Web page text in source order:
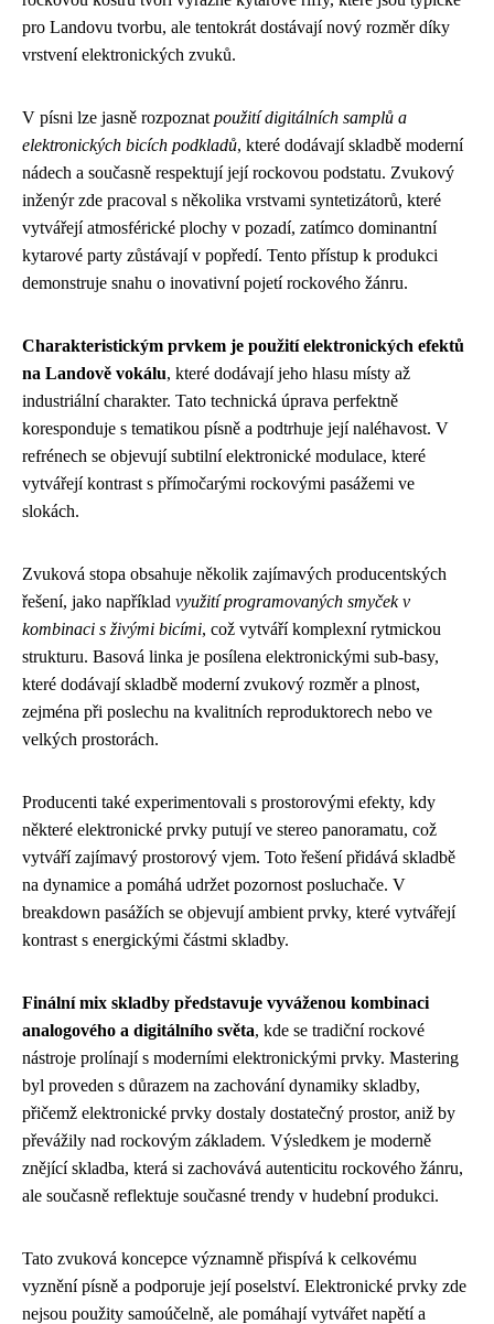
pro Landovu tvorbu, ale tentokrát dostávají nový rozměr díky
vrstvení elektronických zvuků.
V písni lze jasně rozpoznat použití digitálních samplů a
elektronických bicích podkladů, které dodávají skladbě moderní
nádech a současně respektují její rockovou podstatu. Zvukový
inženýr zde pracoval s několika vrstvami syntetizátorů, které
vytvářejí atmosférické plochy v pozadí, zatímco dominantní
kytarové party zůstávají v popředí. Tento přístup k produkci
demonstruje snahu o inovativní pojetí rockového žánru.
Charakteristickým prvkem je použití elektronických efektů
na Landově vokálu, které dodávají jeho hlasu místy až
industriální charakter. Tato technická úprava perfektně
koresponduje s tematikou písně a podtrhuje její naléhavost. V
refrénech se objevují subtilní elektronické modulace, které
vytvářejí kontrast s přímočarými rockovými pasážemi ve
slokách.
Zvuková stopa obsahuje několik zajímavých producentských
řešení, jako například využití programovaných smyček v
kombinaci s živými bicími, což vytváří komplexní rytmickou
strukturu. Basová linka je posílena elektronickými sub-basy,
které dodávají skladbě moderní zvukový rozměr a plnost,
zejména při poslechu na kvalitních reproduktorech nebo ve
velkých prostorách.
Producenti také experimentovali s prostorovými efekty, kdy
některé elektronické prvky putují ve stereo panoramatu, což
vytváří zajímavý prostorový vjem. Toto řešení přidává skladbě
na dynamice a pomáhá udržet pozornost posluchače. V
breakdown pasážích se objevují ambient prvky, které vytvářejí
kontrast s energickými částmi skladby.
Finální mix skladby představuje vyváženou kombinaci
analogového a digitálního světa, kde se tradiční rockové
nástroje prolínají s moderními elektronickými prvky. Mastering
byl proveden s důrazem na zachování dynamiky skladby,
přičemž elektronické prvky dostaly dostatečný prostor, aniž by
převážily nad rockovým základem. Výsledkem je moderně
znějící skladba, která si zachovává autenticitu rockového žánru,
ale současně reflektuje současné trendy v hudební produkci.
Tato zvuková koncepce významně přispívá k celkovému
vyznění písně a podporuje její poselství. Elektronické prvky zde
nejsou použity samoúčelně, ale pomáhají vytvářet napětí a